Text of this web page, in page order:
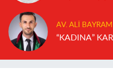
AV. ALI
“KADINA”